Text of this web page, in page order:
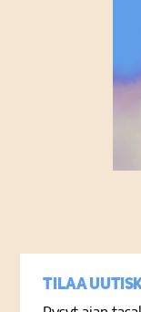
Tilaa